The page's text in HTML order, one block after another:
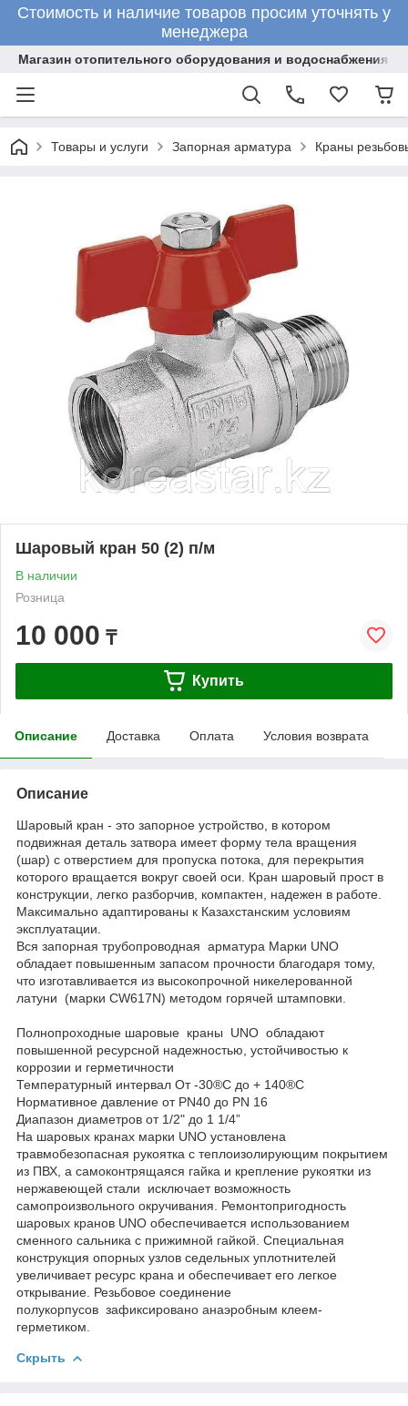
Стоимость и наличие товаров просим уточнять у
менеджера
Магазин отопительного оборудования и водоснабжения
Товары и услуги Запорная арматура Краны
Шаровый кран 50 (2) п/м
В наличии
Розница
10 000 ₸
Купить
Описание Доставка Оплата Условия возврата
Описание
Шаровый кран - это запорное устройство, в котором
подвижная деталь затвора имеет форму тела вращения
(шар) с отверстием для пропуска потока, для перекрытия
которого вращается вокруг своей оси. Кран шаровый прост в
конструкции, легко разборчив, компактен, надежен в работе.
Максимально адаптированы к Казахстанским условиям
эксплуатации.
Вся запорная трубопроводная арматура Марки UNO
обладает повышенным запасом прочности благодаря тому,
что изготавливается из высокопрочной никелерованной
латуни (марки CW617N) методом горячей штамповки.
Полнопроходные шаровые краны UNO обладают
повышенной ресурсной надежностью, устойчивостью к
коррозии и герметичности
Температурный интервал От -30®С до + 140®С
Нормативное давление от PN40 до PN 16
Диапазон диаметров от 1/2" до 1 1/4”
На шаровых кранах марки UNO установлена
травмобезопасная рукоятка с теплоизолирующим покрытием
из ПВХ, а самоконтрящаяся гайка и крепление рукоятки из
нержавеющей стали исключает возможность
самопроизвольного окручивания. Ремонтопригодность
шаровых кранов UNO обеспечивается использованием
сменного сальника с прижимной гайкой. Специальная
конструкция опорных узлов седельных уплотнителей
увеличивает ресурс крана и обеспечивает его легкое
открывание. Резьбовое соединение
полукорпусов зафиксировано анаэробным клеем-
герметиком.
Скрыть